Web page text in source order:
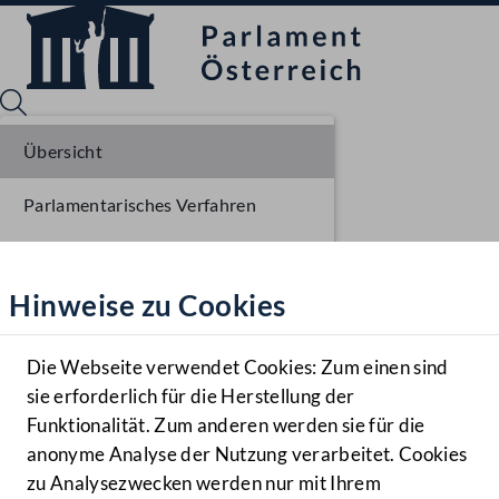
Hilfe
Benutzer
Navigationsmenü öffnen
MENÜ
Hinweise zu Cookies
Die Webseite verwendet Cookies: Zum einen sind
sie erforderlich für die Herstellung der
Funktionalität. Zum anderen werden sie für die
anonyme Analyse der Nutzung verarbeitet. Cookies
zu Analysezwecken werden nur mit Ihrem
Übersicht
Parlamentarisches Verfahren